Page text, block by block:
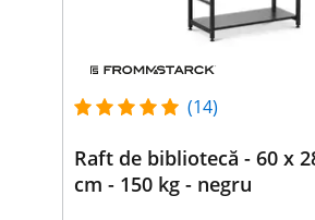
(14)
Raft de bibliotecă - 60 x
cm - 150 kg - negru